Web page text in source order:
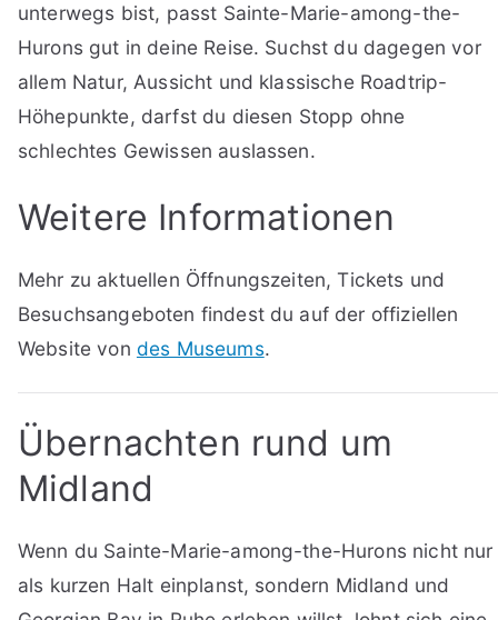
unterwegs bist, passt Sainte-Marie-among-the-
Hurons gut in deine Reise. Suchst du dagegen vor
allem Natur, Aussicht und klassische Roadtrip-
Höhepunkte, darfst du diesen Stopp ohne
schlechtes Gewissen auslassen.
Weitere Informationen
Mehr zu aktuellen Öffnungszeiten, Tickets und
Besuchsangeboten findest du auf der offiziellen
Website von des Museums.
Übernachten rund um
Midland
Wenn du Sainte-Marie-among-the-Hurons nicht nur
als kurzen Halt einplanst, sondern Midland und